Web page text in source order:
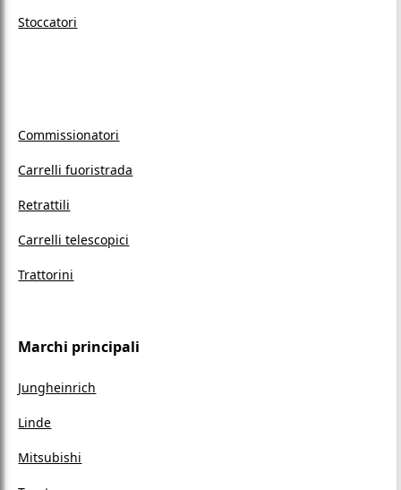
Stoccatori
Commissionatori
Carrelli fuoristrada
Retrattili
Carrelli telescopici
Trattorini
Marchi principali
Jungheinrich
Linde
Mitsubishi